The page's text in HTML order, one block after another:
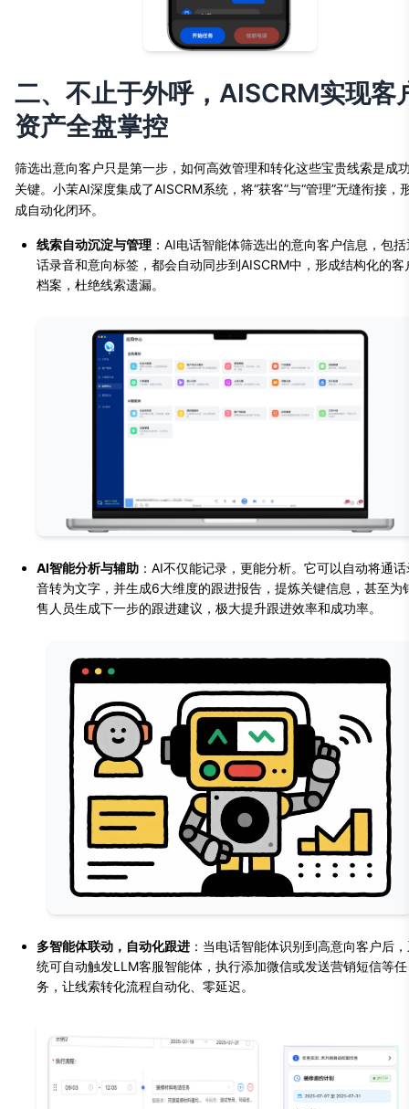
二、不止于外呼，AISCRM实现客
资产全盘掌控
筛选出意向客户只是第一步，如何高效管理和转化这些宝贵线索是成
关键。小茉AI深度集成了AISCRM系统，将“获客”与“管理”无缝衔接，
成自动化闭环。
线索自动沉淀与管理 ：AI电话智能体筛选出的意向客户信息，包
话录音和意向标签，都会自动同步到AISCRM中，形成结构化的客
档案，杜绝线索遗漏。
AI智能分析与辅助 ：AI不仅能记录，更能分析。它可以自动将通
音转为文字，并生成6大维度的跟进报告，提炼关键信息，甚至为
售人员生成下一步的跟进建议，极大提升跟进效率和成功率。
多智能体联动，自动化跟进 ：当电话智能体识别到高意向客户后
统可自动触发LLM客服智能体，执行添加微信或发送营销短信等任
务，让线索转化流程自动化、零延迟。